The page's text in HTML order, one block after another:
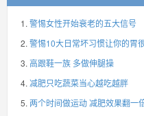
警惕女性开始衰老的五大信号
警惕10大日常坏习惯让你的胃
高跟鞋一族 多做伸腿操
减肥只吃蔬菜当心越吃越胖
两个时间做运动 减肥效果翻一